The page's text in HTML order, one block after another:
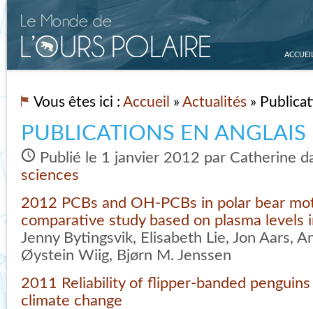
Vous êtes ici : Accueil » Actualités »
PUBLICATIONS EN ANGLAIS
Publié le 1 janvier 2012 par Catherine
sciences
2012 PCBs and OH-PCBs in polar bear
comparative study based on plasma
Jenny Bytingsvik, Elisabeth Lie, Jon Aars,
Øystein Wiig, Bjørn M. Jenssen
2011 Reliability of flipper-banded
climate change